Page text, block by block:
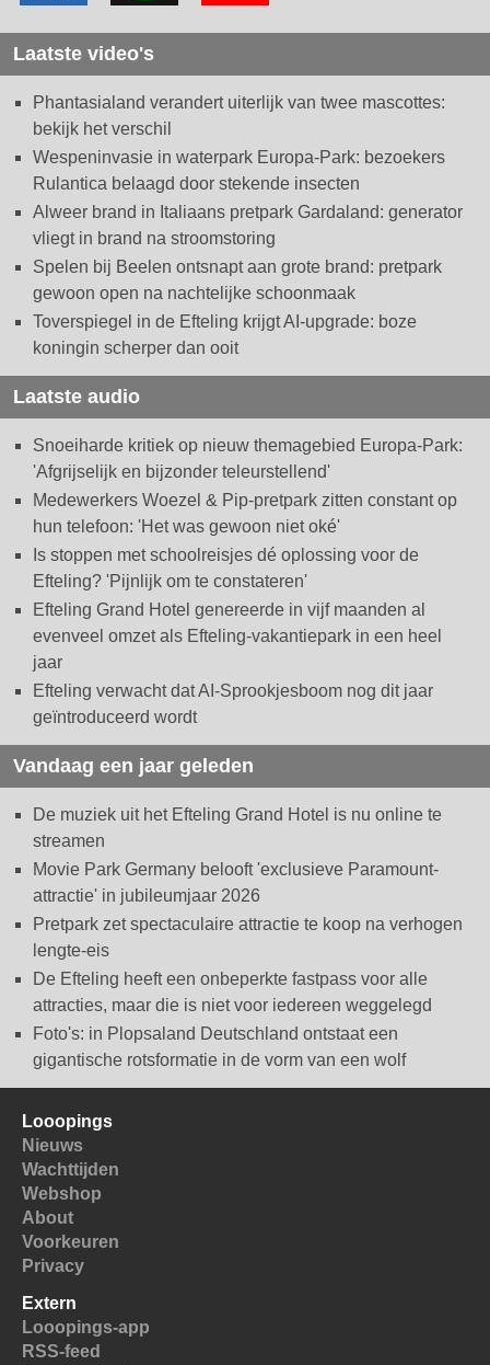
Laatste video's
Phantasialand verandert uiterlijk van twee mascottes:
bekijk het verschil
Wespeninvasie in waterpark Europa-Park: bezoekers
Rulantica belaagd door stekende insecten
Alweer brand in Italiaans pretpark Gardaland: generator
vliegt in brand na stroomstoring
Spelen bij Beelen ontsnapt aan grote brand: pretpark
gewoon open na nachtelijke schoonmaak
Toverspiegel in de Efteling krijgt AI-upgrade: boze
koningin scherper dan ooit
Laatste audio
Snoeiharde kritiek op nieuw themagebied Europa-Park:
'Afgrijselijk en bijzonder teleurstellend'
Medewerkers Woezel & Pip-pretpark zitten constant op
hun telefoon: 'Het was gewoon niet oké'
Is stoppen met schoolreisjes dé oplossing voor de
Efteling? 'Pijnlijk om te constateren'
Efteling Grand Hotel genereerde in vijf maanden al
evenveel omzet als Efteling-vakantiepark in een heel
jaar
Efteling verwacht dat AI-Sprookjesboom nog dit jaar
geïntroduceerd wordt
Vandaag een jaar geleden
De muziek uit het Efteling Grand Hotel is nu online te
streamen
Movie Park Germany belooft 'exclusieve Paramount-
attractie' in jubileumjaar 2026
Pretpark zet spectaculaire attractie te koop na verhogen
lengte-eis
De Efteling heeft een onbeperkte fastpass voor alle
attracties, maar die is niet voor iedereen weggelegd
Foto's: in Plopsaland Deutschland ontstaat een
gigantische rotsformatie in de vorm van een wolf
Looopings
Nieuws
Wachttijden
Webshop
About
Voorkeuren
Privacy
Extern
Looopings-app
RSS-feed